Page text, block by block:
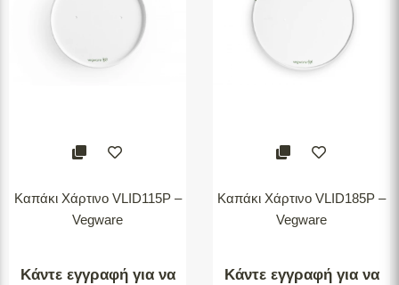
Καπάκι Χάρτινο VLID115P –
Vegware
Κάντε εγγραφή για να
Καπάκι Χάρτινο VLID185P –
Vegware
Κάντε εγγραφή για να